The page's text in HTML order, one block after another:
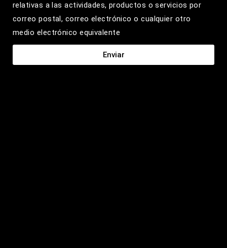
relativas a las actividades, productos o servicios por
correo postal, correo electrónico o cualquier otro
medio electrónico equivalente
Enviar